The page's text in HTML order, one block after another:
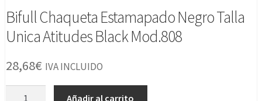
Bifull Chaqueta Estamapado Negro Talla
Unica Atitudes Black Mod.808
28,68€ IVA INCLUIDO
Añadir al carrito